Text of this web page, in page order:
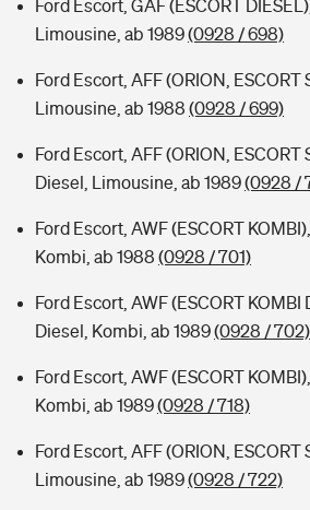
Ford Escort, GAF (ESCORT
Limousine, ab 1989(0928 / 698)
Ford Escort, AFF (ORION, ESCORT
Limousine, ab 1988 (0928 / 699)
Ford Escort, AFF (ORION, ESCORT
Diesel, Limousine, ab 1989(0928 /
Ford Escort, AWF (ESCORT
Kombi, ab 1988 (0928 / 701)
Ford Escort, AWF (ESCORT KOMBI
Diesel, Kombi, ab 1989(0928 / 702)
Ford Escort, AWF (ESCORT
Kombi, ab 1989(0928 / 718)
Ford Escort, AFF (ORION, ESCORT
Limousine, ab 1989(0928 / 722)